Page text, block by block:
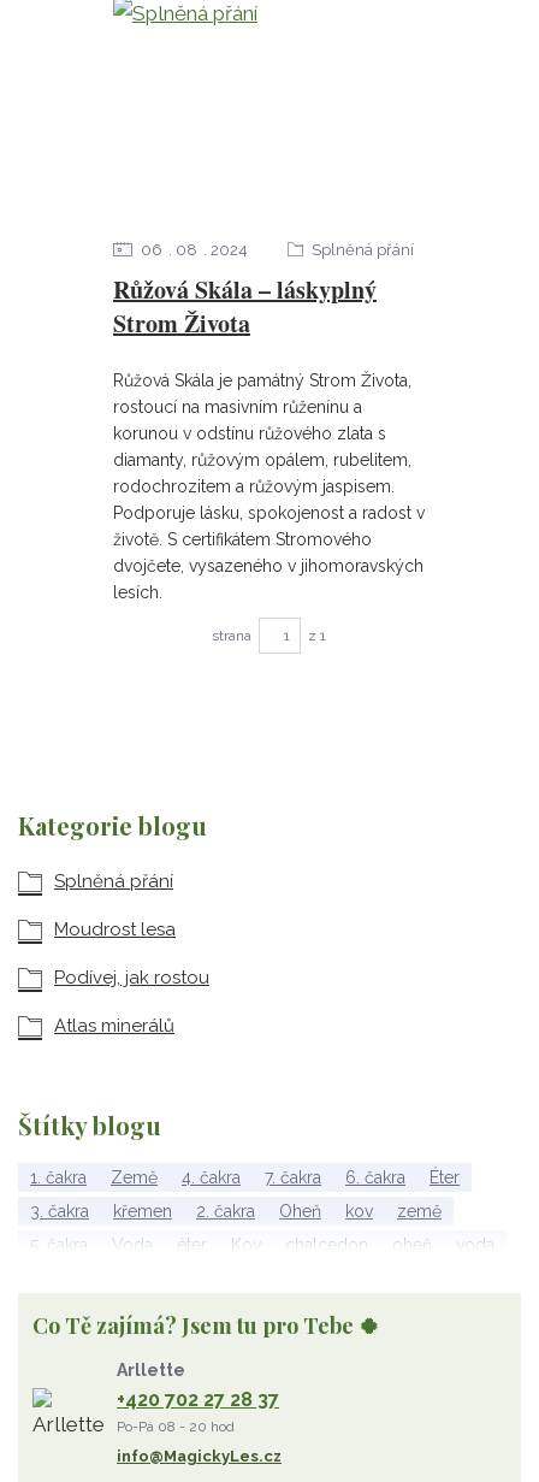
Kategorie blogu
Splněná přání
Moudrost lesa
Podívej, jak rostou
Atlas minerálů
Štítky blogu
1. čakra Země 4. čakra 7. čakra 6. čakra
Éter
3. čakra
křemen 2. čakra Oheň kov
země
5. čakra
Voda éter Kov chalcedon oheň
voda
Wu Xing
apatit
diamant
olivín
želva jahodový křemen
rodochrozit
červený achát
Co Tě zajímá? Jsem tu pro Tebe 🍀
Arllette
+420 702 27 28 37
Po-Pá 08 - 20 hod
info@MagickyLes.cz
Růžová Skála – láskyplný
Strom Života
06 08 2024 Splněná přání
Růžová Skála je památný Strom Života,
rostoucí na masivním růženínu a
korunou v odstínu růžového zlata s
diamanty, růžovým opálem, rubelitem,
rodochrozitem a růžovým jaspisem.
Podporuje lásku, spokojenost a radost v
životě. S certifikátem Stromového
dvojčete, vysazeného v jihomoravských
lesích.
strana z 1